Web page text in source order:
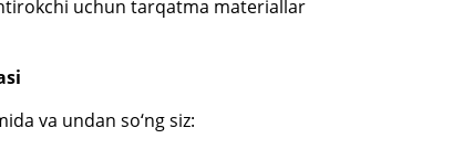
uchun tarqatma materiallar
va undan so‘ng siz: